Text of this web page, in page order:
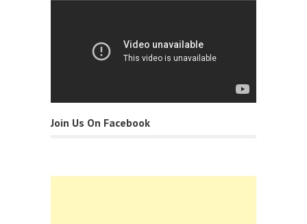
Join Us On Facebook